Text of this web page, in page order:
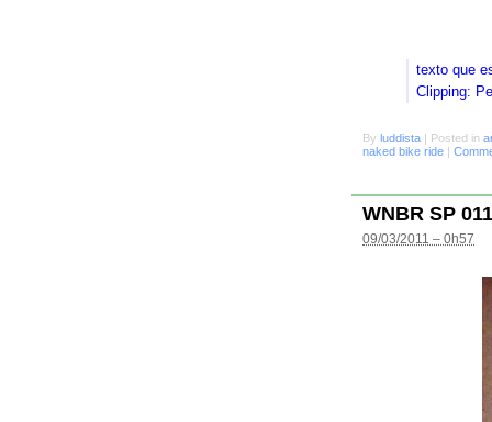
texto que
Clipping:
By luddista | Posted in
naked bike ride |
WNBR SP 011
09/03/2011 – 0h57